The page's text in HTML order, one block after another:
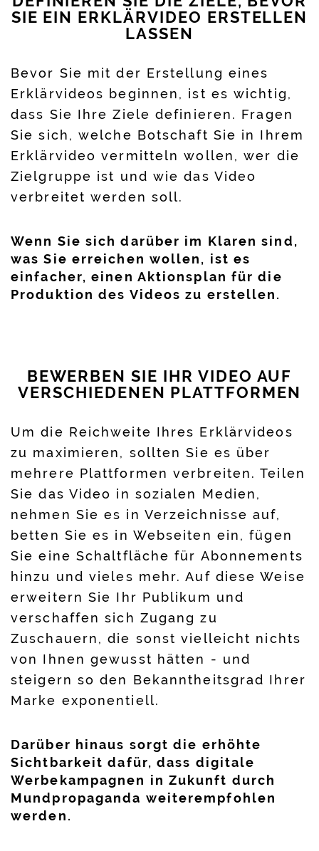
SIE EIN ERKLÄRVIDEO ERSTELLEN
LASSEN
Bevor Sie mit der Erstellung eines
Erklärvideos beginnen, ist es wichtig,
dass Sie Ihre Ziele definieren. Fragen
Sie sich, welche Botschaft Sie in Ihrem
Erklärvideo vermitteln wollen, wer die
Zielgruppe ist und wie das Video
verbreitet werden soll.
Wenn Sie sich darüber im Klaren sind,
was Sie erreichen wollen, ist es
einfacher, einen Aktionsplan für die
Produktion des Videos zu erstellen.
BEWERBEN SIE IHR VIDEO AUF
VERSCHIEDENEN PLATTFORMEN
Um die Reichweite Ihres Erklärvideos
zu maximieren, sollten Sie es über
mehrere Plattformen verbreiten. Teilen
Sie das Video in sozialen Medien,
nehmen Sie es in Verzeichnisse auf,
betten Sie es in Webseiten ein, fügen
Sie eine Schaltfläche für Abonnements
hinzu und vieles mehr. Auf diese Weise
erweitern Sie Ihr Publikum und
verschaffen sich Zugang zu
Zuschauern, die sonst vielleicht nichts
von Ihnen gewusst hätten - und
steigern so den Bekanntheitsgrad Ihrer
Marke exponentiell.
Darüber hinaus sorgt die erhöhte
Sichtbarkeit dafür, dass digitale
Werbekampagnen in Zukunft durch
Mundpropaganda weiterempfohlen
werden.